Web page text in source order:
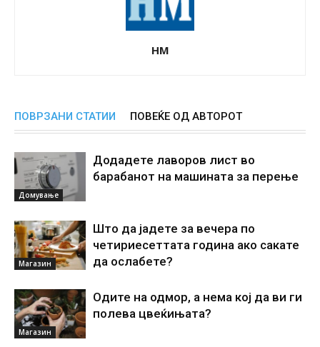
НМ
ПОВРЗАНИ СТАТИИ ПОВЕЌЕ ОД АВТОРОТ
Домување
Додадете лаворов лист во
барабанот на машината за перење
Магазин
Што да јадете за вечера по
четириесеттата година ако сакате
да ослабете?
Магазин
Одите на одмор, а нема кој да ви ги
полева цвеќињата?